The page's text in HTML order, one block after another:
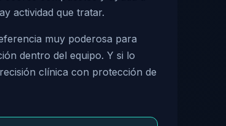
actividad que tratar.
muy poderosa para
dentro del equipo. Y si lo
clínica con protección de